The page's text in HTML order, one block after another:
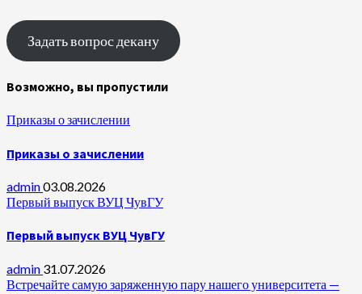
Задать вопрос декану
Возможно, вы пропустили
Приказы о зачислении
Приказы о зачислении
admin03.08.2026
Первый выпуск ВУЦ ЧувГУ
Первый выпуск ВУЦ ЧувГУ
admin 31.07.2026
Встречайте самую заряженную пару нашего университета —